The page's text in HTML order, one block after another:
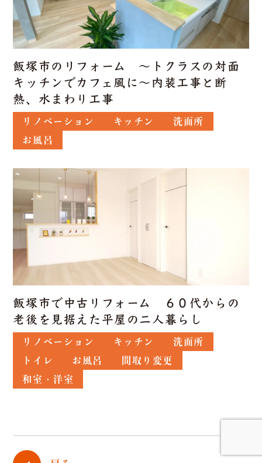
飯塚市のリフォーム ～トクラスの対面
キッチンでカフェ風に～内装工事と断
熱、水まわり工事
リノベーション キッチン
洗面所
お風呂
飯塚市で中古リフォーム ６０代からの
老後を見据えた平屋の二人暮らし
リノベーション キッチン
洗面所
トイレ
お風呂
間取り変更
和室・洋室